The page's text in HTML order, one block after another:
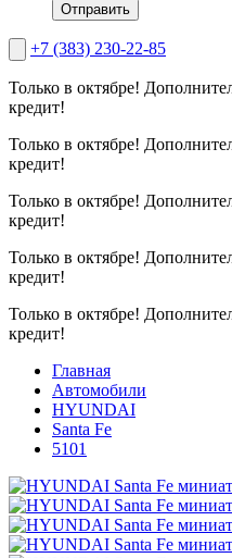
Отправить
+7 (383) 230-22-85
Только в октябре!
кредит!
Только в октябре!
кредит!
Только в октябре!
кредит!
Только в октябре!
кредит!
Только в октябре!
кредит!
Главная
Автомобили
HYUNDAI
Santa Fe
5101